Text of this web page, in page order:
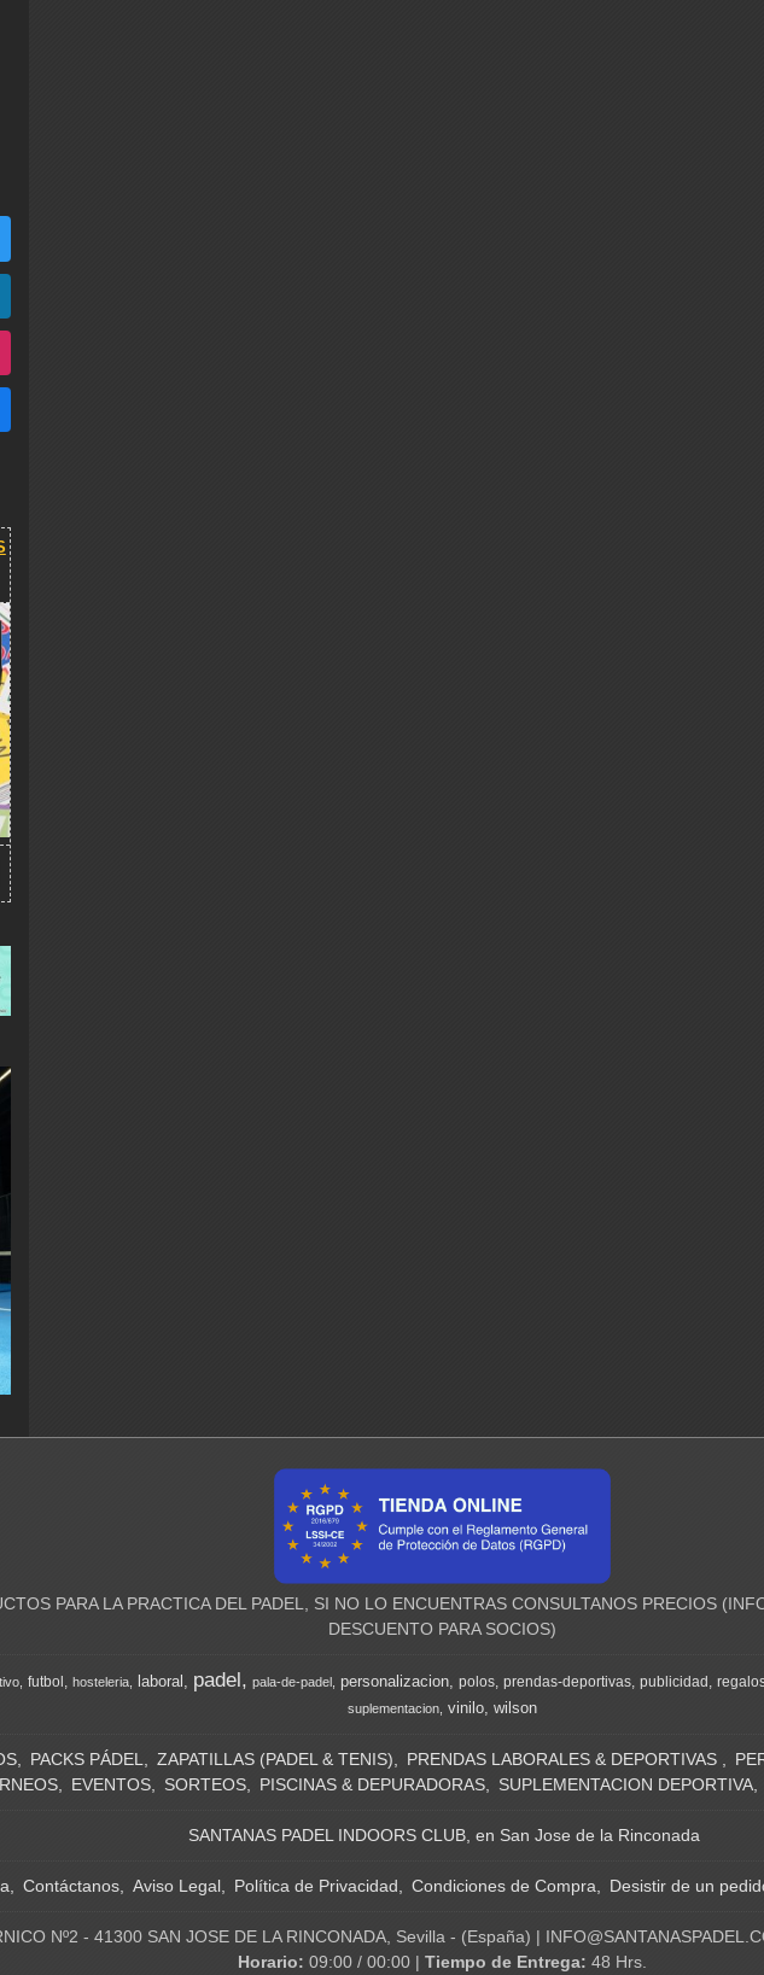
PARA LA PRACTICA DEL PADEL, SI NO LO ENCUENTRAS CONSULTANOS PRECIOS (
DESCUENTO PARA SOCIOS)
futbol hosteleria laboral padel pala-de-padel personalizacion polos prendas-deportivas publicidad
suplementacion vinilo wilson
PACKS PÁDEL ZAPATILLAS (PADEL & TENIS) PRENDAS LABORALES & DEPORTIVAS
EVENTOS SORTEOS PISCINAS & DEPURADORAS SUPLEMENTACION DEPORTIVA
SANTANAS PADEL INDOORS CLUB, en San Jose de la Rinconada
Contáctanos Aviso Legal Política de Privacidad Condiciones de Compra Desistir de un
Nº2 - 41300 SAN JOSE DE LA RINCONADA, Sevilla - (España) |
Horario:09:00 / 00:00 |Tiempo de Entrega:48 Hrs.